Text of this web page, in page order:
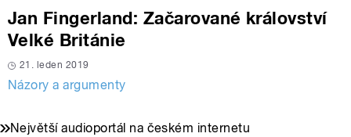
Jan Fingerland: Začarované království
Velké Británie
21. leden 2019
Názory a argumenty
Největší audioportál na českém internetu